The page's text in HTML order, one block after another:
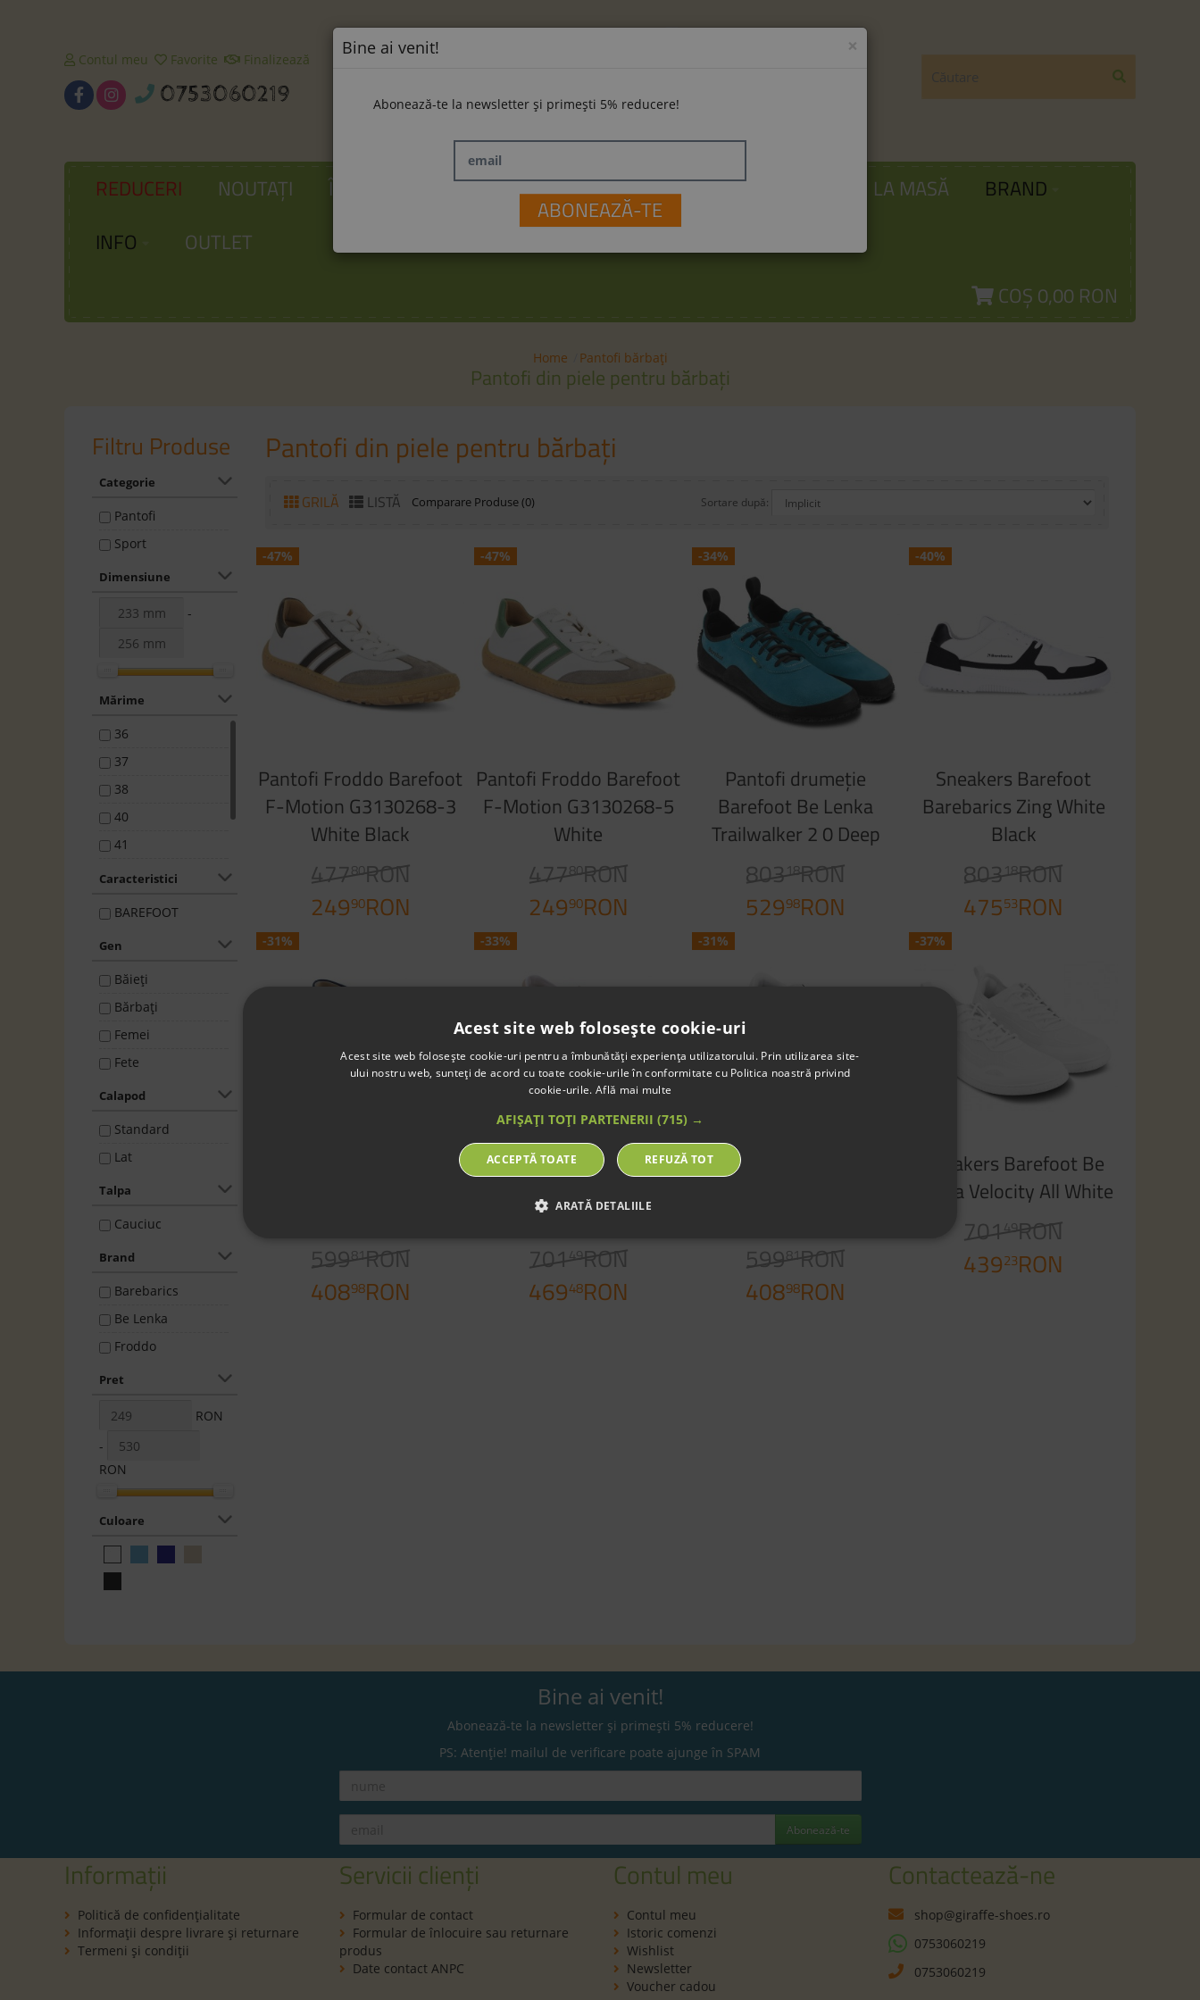
Contul meu Favorite Finalizează
0753060219
REDUCERI NOUTAȚI ÎNCĂLȚĂMINTE LA PLIMBARE JUCĂRII LA MASĂ
BRAND
INFO
OUTLET
COȘ 0,00 RON
Home Pantofi bărbaţi
Pantofi din piele pentru bărbaţi
Filtru Produse
Categorie
Pantofi
Sport
Dimensiune
-
Mărime
36
37
38
40
41
Caracteristici
BAREFOOT
Gen
Băieţi
Bărbaţi
Femei
Fete
Calapod
Standard
Lat
Talpa
Cauciuc
Brand
Barebarics
Be Lenka
Froddo
Pret
RON
-
RON
Culoare
Pantofi din piele pentru bărbaţi
GRILĂ LISTĂ Comparare Produse (0) Sortare după:
-47%
Pantofi Froddo Barefoot
F-Motion G3130268-3
White Black
47780RON
24990RON
-47%
Pantofi Froddo Barefoot
F-Motion G3130268-5
White
47780RON
24990RON
-34%
Pantofi drumeție
Barefoot Be Lenka
Trailwalker 2 0 Deep
Ocean
80318RON
52998RON
-40%
Sneakers Barefoot
Barebarics Zing White
Black
80318RON
47553RON
-31%
59981RON
40898RON
-33%
Sneakers Barefoot Be
Cappuccino
70149RON
46948RON
-31%
Sneakers Barefoot Be
59981RON
40898RON
-37%
Sneakers Barefoot Be
Lenka Velocity All White
70149RON
43923RON
×
Bine ai venit!
Abonează-te la newsletter și primești 5% reducere!
email
ABONEAZĂ-TE
Bine ai venit!
Abonează-te la newsletter și primești 5% reducere!
PS: Atenție! mailul de verificare poate ajunge în SPAM
Abonează-te
Informații
Politică de confidenţialitate
Informaţii despre livrare și returnare
Termeni şi condiţii
Servicii clienți
Formular de contact
Formular de înlocuire sau returnare
produs
Date contact ANPC
Contul meu
Contul meu
Istoric comenzi
Wishlist
Newsletter
Voucher cadou
Contactează-ne
shop@giraffe-shoes.ro
0753060219
0753060219
Acest site web folosește cookie-uri
Acest site web folosește cookie-uri pentru a îmbunătăți experiența utilizatorului. Prin utilizarea site-
ului nostru web, sunteți de acord cu toate cookie-urile în conformitate cu Politica noastră privind
cookie-urile. Află mai multe
AFIȘAȚI TOȚI PARTENERII (715) →
ACCEPTĂ TOATE REFUZĂ TOT
ARATĂ DETALIILE